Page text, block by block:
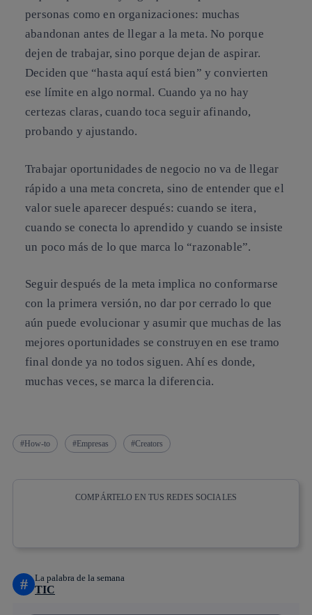
personas como en organizaciones: muchas
abandonan antes de llegar a la meta. No porque
dejen de trabajar, sino porque dejan de aspirar.
Deciden que “hasta aquí está bien” y convierten
ese límite en algo normal. Cuando ya no hay
certezas claras, cuando toca seguir afinando,
probando y ajustando.
Trabajar oportunidades de negocio no va de llegar
rápido a una meta concreta, sino de entender queel
valor suele aparecer después: cuando se itera,
cuando se conecta lo aprendido y cuando se insiste
un poco más de lo que marca lo “razonable”.
Seguir después de la metaimplica no conformarse
con la primera versión, no dar por cerrado lo que
aún puede evolucionar y asumir que muchas de las
mejores oportunidades se construyen en esetramo
final donde ya no todos siguen.Ahí es donde,
muchas veces, se marca la diferencia.
How-to Empresas Creators
COMPÁRTELO EN TUS REDES SOCIALES
# La palabra de la semana
TIC